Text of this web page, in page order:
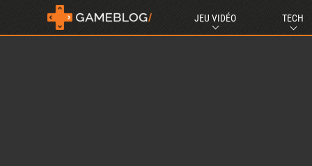
JEU VIDÉO TECH